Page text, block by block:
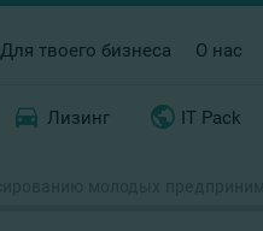
Для твоего бизнеса О нас
Лизинг IT Pack